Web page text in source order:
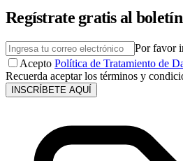
Regístrate gratis al
Por favor
Acepto Política de Tratamiento de
Recuerda aceptar los términos y
INSCRÍBETE AQUÍ